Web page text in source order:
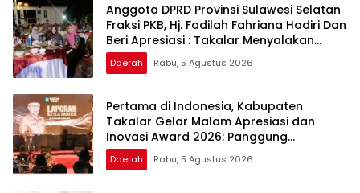
Anggota DPRD Provinsi Sulawesi Selatan
Fraksi PKB, Hj. Fadilah Fahriana Hadiri Dan
Beri Apresiasi : Takalar Menyalakan
Lentera Pengabdian Melalui Malam
Apresiasi dan Inovasi Award 2026
Daerah Rabu, 5 Agustus 2026
Pertama di Indonesia, Kabupaten
Takalar Gelar Malam Apresiasi dan
Inovasi Award 2026: Panggung
Penghargaan bagi Pelayan Publik
Berprestasi
Daerah Rabu, 5 Agustus 2026